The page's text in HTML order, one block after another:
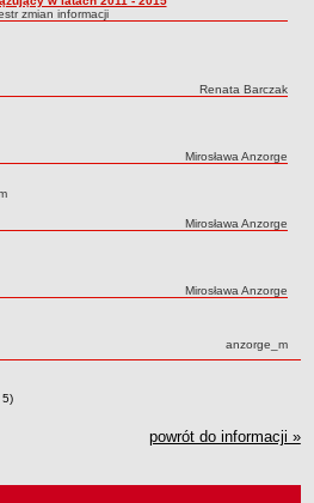
WYCHOWAWCZE
zmian informacji
Autor:
Renata Barczak
Autor:
Mirosława Anzorge
Autor:
Mirosława Anzorge
Autor:
Mirosława Anzorge
Autor:
anzorge_m
pozycjach
5)
powrót do informacji »